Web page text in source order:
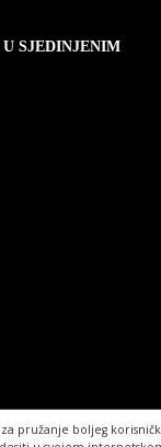
pružanje boljeg
SJEDINJENIM